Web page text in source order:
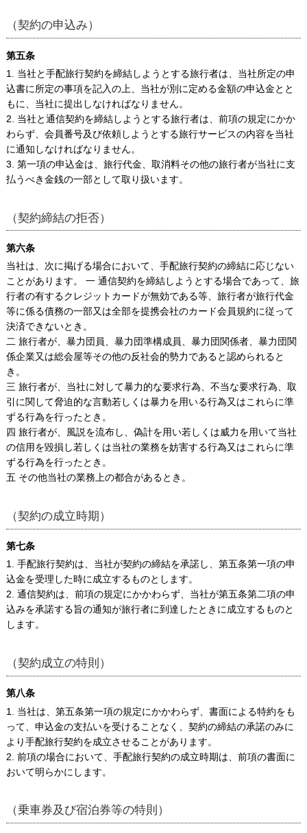
（契約の申込み）
第五条
1. 当社と手配旅行契約を締結しようとする旅行者は、当社所定の申
込書に所定の事項を記入の上、当社が別に定める金額の申込金とと
もに、当社に提出しなければなりません。
2. 当社と通信契約を締結しようとする旅行者は、前項の規定にかか
わらず、会員番号及び依頼しようとする旅行サービスの内容を当社
に通知しなければなりません。
3. 第一項の申込金は、旅行代金、取消料その他の旅行者が当社に支
払うべき金銭の一部として取り扱います。
（契約締結の拒否）
第六条
当社は、次に掲げる場合において、手配旅行契約の締結に応じない
ことがあります。 一 通信契約を締結しようとする場合であって、旅
行者の有するクレジットカードが無効である等、旅行者が旅行代金
等に係る債務の一部又は全部を提携会社のカード会員規約に従って
決済できないとき。
二 旅行者が、暴力団員、暴力団準構成員、暴力団関係者、暴力団関
係企業又は総会屋等その他の反社会的勢力であると認められると
き。
三 旅行者が、当社に対して暴力的な要求行為、不当な要求行為、取
引に関して脅迫的な言動若しくは暴力を用いる行為又はこれらに準
ずる行為を行ったとき。
四 旅行者が、風説を流布し、偽計を用い若しくは威力を用いて当社
の信用を毀損し若しくは当社の業務を妨害する行為又はこれらに準
ずる行為を行ったとき。
五 その他当社の業務上の都合があるとき。
（契約の成立時期）
第七条
1. 手配旅行契約は、当社が契約の締結を承諾し、第五条第一項の申
込金を受理した時に成立するものとします。
2. 通信契約は、前項の規定にかかわらず、当社が第五条第二項の申
込みを承諾する旨の通知が旅行者に到達したときに成立するものと
します。
（契約成立の特則）
第八条
1. 当社は、第五条第一項の規定にかかわらず、書面による特約をも
って、申込金の支払いを受けることなく、契約の締結の承諾のみに
より手配旅行契約を成立させることがあります。
2. 前項の場合において、手配旅行契約の成立時期は、前項の書面に
おいて明らかにします。
（乗車券及び宿泊券等の特則）